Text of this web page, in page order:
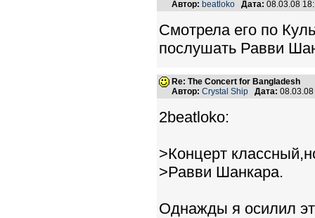
Автор: beatloko Дата: 08.03.08
Смотрела его по
послушать Равви
Re: The Concert for Bangladesh
Автор: Crystal Ship Дата:
2beatloko:
>Концерт
>Равви Шанкара.
Однажды я осилил